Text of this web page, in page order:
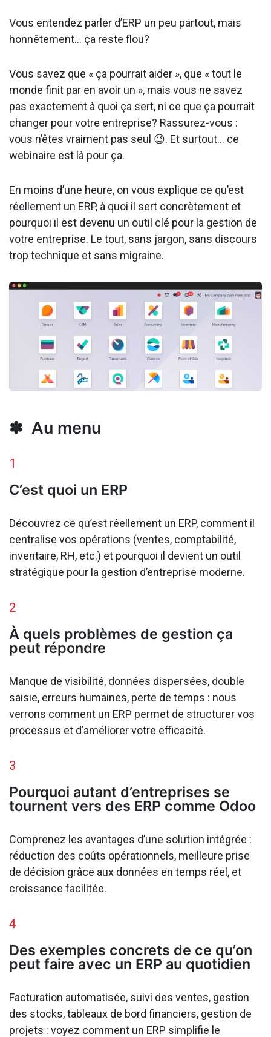
Vous entendez parler d’ERP un peu partout, mais
honnêtement… ça reste flou?
Vous savez que « ça pourrait aider », que « tout le
monde finit par en avoir un », mais vous ne savez
pas exactement à quoi ça sert, ni ce que ça pourrait
changer pour votre entreprise? Rassurez-vous :
vous n’êtes vraiment pas seul 😉. Et surtout… ce
webinaire est là pour ça.
En moins d’une heure, on vous explique ce qu’est
réellement un ERP, à quoi il sert concrètement et
pourquoi il est devenu un outil clé pour la gestion de
votre entreprise. Le tout, sans jargon, sans discours
trop technique et sans migraine.
✽ Au menu
1
C’est quoi un ERP
Découvrez ce qu’est réellement un ERP, comment il
centralise vos opérations (ventes, comptabilité,
inventaire, RH, etc.) et pourquoi il devient un outil
stratégique pour la gestion d’entreprise moderne.
2
À quels problèmes de gestion ça
peut répondre
Manque de visibilité, données dispersées, double
saisie, erreurs humaines, perte de temps : nous
verrons comment un ERP permet de structurer vos
processus et d’améliorer votre efficacité.
3
Pourquoi autant d’entreprises se
tournent vers des ERP comme Odoo
Comprenez les avantages d’une solution intégrée :
réduction des coûts opérationnels, meilleure prise
de décision grâce aux données en temps réel, et
croissance facilitée.
4
Des exemples concrets de ce qu’on
peut faire avec un ERP au quotidien
Facturation automatisée, suivi des ventes, gestion
des stocks, tableaux de bord financiers, gestion de
projets : voyez comment un ERP simplifie le